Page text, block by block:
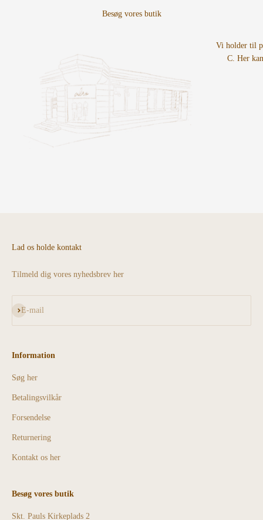
Vi holder til
C. Her
Lad os holde kontakt
Tilmeld dig vores nyhedsbrev her
E-mail
Abonnér
Information
Søg her
Betalingsvilkår
Forsendelse
Returnering
Kontakt os her
Besøg vores butik
Skt. Pauls Kirkeplads 2